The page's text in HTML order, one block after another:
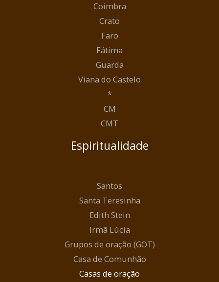
Coimbra
Crato
Faro
Fátima
Guarda
Viana do Castelo
*
CM
CMT
Espiritualidade
Santos
Santa Teresinha
Edith Stein
Irmã Lúcia
Grupos de oração (GOT)
Casa de Comunhão
Casas de oração